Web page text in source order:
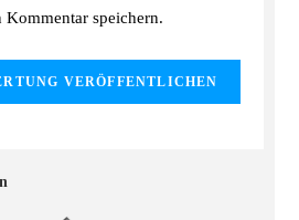
Kommentar speichern.